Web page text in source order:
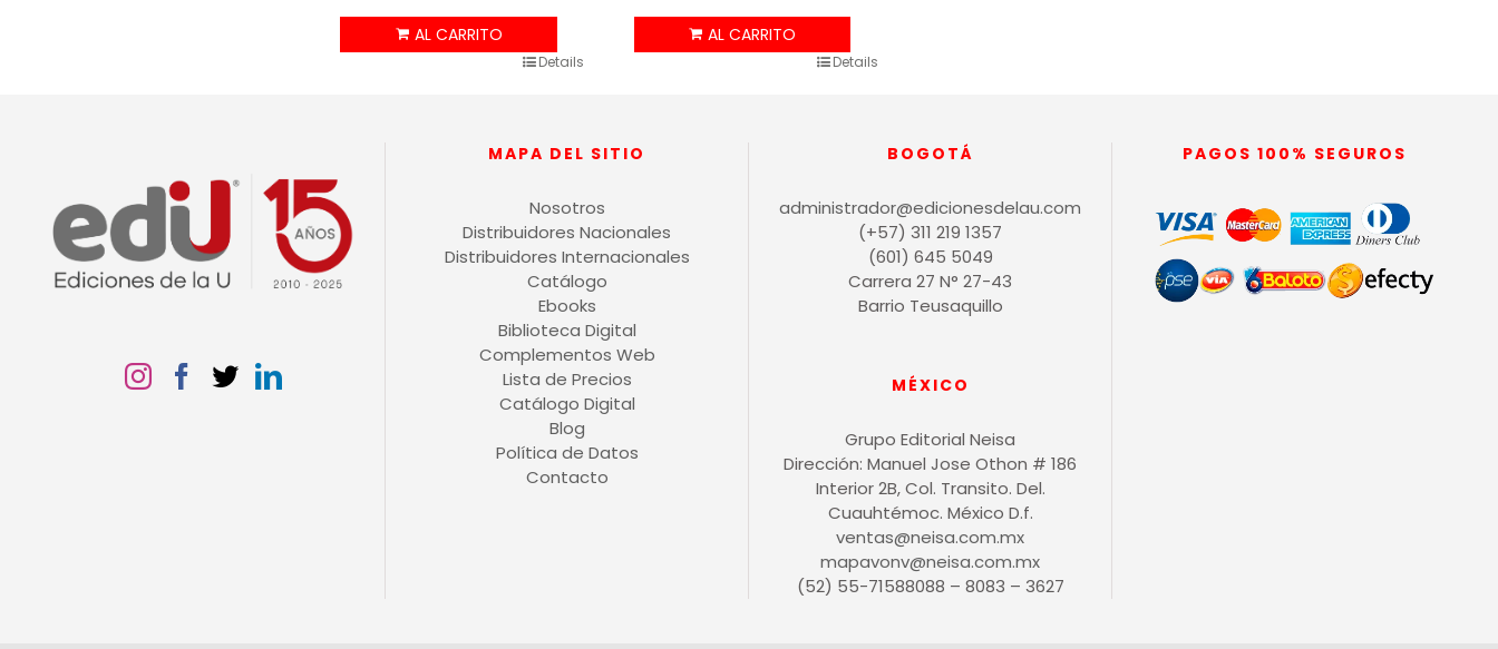
Details Details
MAPA DEL SITIO
Nosotros
Distribuidores Nacionales
Distribuidores Internacionales
Catálogo
Ebooks
Biblioteca Digital
Complementos Web
Lista de Precios
Catálogo Digital
Blog
Política de Datos
Contacto
BOGOTÁ
administrador@edicionesdelau.com
(+57) 311 219 1357
(601) 645 5049
Carrera 27 N° 27-43
Barrio Teusaquillo
MÉXICO
Grupo Editorial Neisa
Dirección: Manuel Jose Othon # 186
Interior 2B, Col. Transito. Del.
Cuauhtémoc. México D.f.
ventas@neisa.com.mx
mapavonv@neisa.com.mx
(52) 55-71588088 – 8083 – 3627
PAGOS 100% SEGUROS